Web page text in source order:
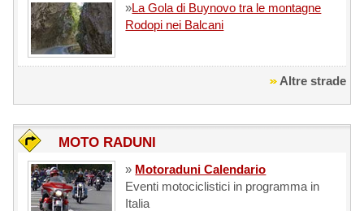
»La Gola di Buynovo tra le montagne
Rodopi nei Balcani
Altre strade
MOTO RADUNI
» Motoraduni Calendario
Eventi motociclistici in programma in
Italia